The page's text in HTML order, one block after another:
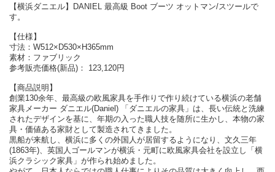
【横浜ダニエル】DANIEL 最高級 Boot ブーツ オットマン/スツールで
す。
【仕様】
寸法：W512×D530×H365mm
素材：ファブリック
参考販売価格(新品)： 123,120円
【商品説明】
創業130余年、最高級の欧風家具を手作りで作り続けている横浜の老舗
家具メーカー ダニエル(Daniel) 「ダニエルの家具」は、長い伝統と洗練
されたデザインを基に、年期の入った職人技を随所に生かし、本物の家
具・価値ある家財として製造されてきました。
黒船が来航し、横浜に多くの外国人が居留するようになり、文久三年
(1863年)、英国人ゴールマンが横浜・元町に欧風家具会社を設立し「横
浜クラシック家具」が作られ始めました。